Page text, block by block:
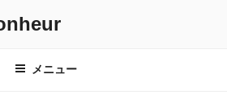
メニュー